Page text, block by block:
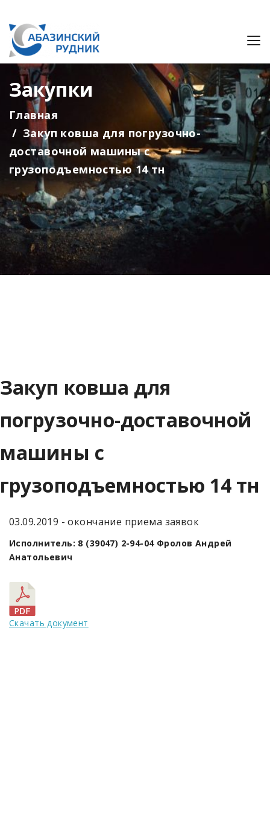
Закупки
Главная
Закуп ковша для погрузочно-
доставочной машины с
грузоподъемностью 14 тн
Закуп ковша для
погрузочно-доставочной
машины с
грузоподъемностью 14 тн
03.09.2019 - окончание приема заявок
Исполнитель: 8 (39047) 2-94-04 Фролов Андрей
Анатольевич
Скачать документ